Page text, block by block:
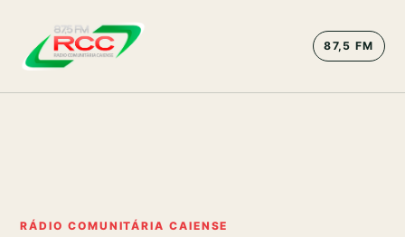
87,5 FM
RÁDIO COMUNITÁRIA CAIENSE